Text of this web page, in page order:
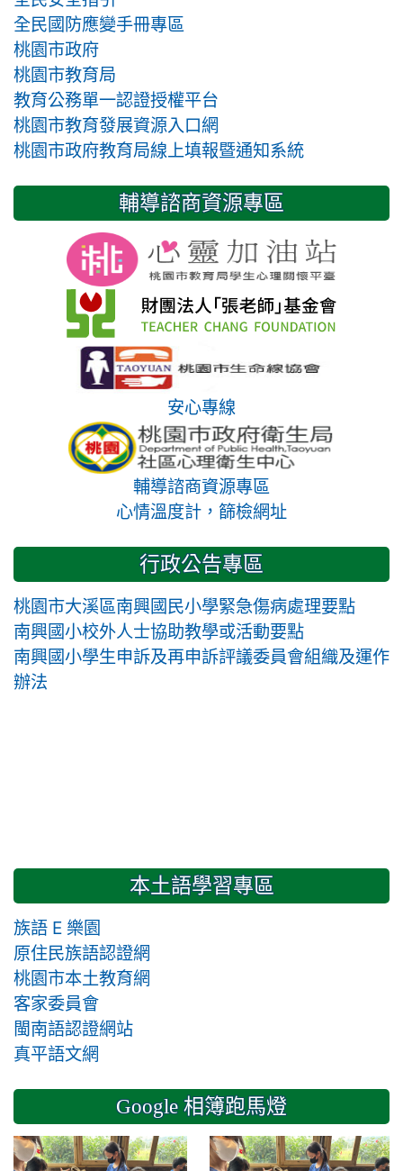
全民國防應變手冊專區
桃園市政府
桃園市教育局
教育公務單一認證授權平台
桃園市教育發展資源入口網
桃園市政府教育局線上填報暨通知系統
輔導諮商資源專區
安心專線
輔導諮商資源專區
心情溫度計，篩檢網址
行政公告專區
桃園市大溪區南興國民小學緊急傷病處理要點
南興國小校外人士協助教學或活動要點
南興國小學生申訴及再申訴評議委員會組織及運作
辦法
本土語學習專區
族語 E 樂園
原住民族語認證網
桃園市本土教育網
客家委員會
閩南語認證網站
真平語文網
Google 相簿跑馬燈
2024-11-14 六年級三和